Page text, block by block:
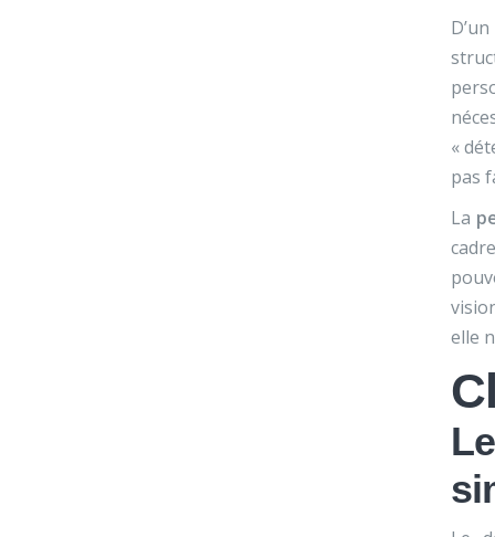
«
pas
La
elle